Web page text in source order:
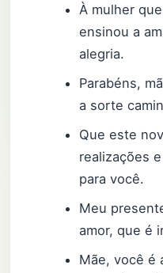
À mulher
ensinou a
alegria.
Parabéns,
a sorte
Que este
realizações
para você.
Meu
amor, que é
Mãe, você é